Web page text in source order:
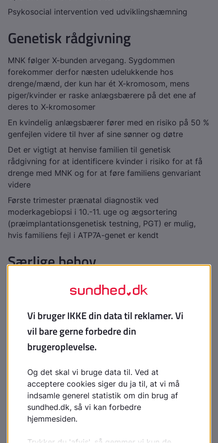
Psykosocial intervention ved udviklingshæmning
Genetisk rådgivning
MNK følger X-bunden arvegang. Sygdommen
forekommer derfor næsten udelukkende hos
drenge/mænd, der kun har ét X-kromosom, mens
piger/kvinder er raske anlægsbærere på det ene af
deres to X-kromosomer
En kvindelig anlægsbærer fører med en risiko på 50 %
genfejlen videre til hver af sine sønner og døtre
Det er vigtigt at henvise familien til genetisk
rådgivning for at identificere kvinder i risiko for at få
drenge med MNK og for at føre familiens genvariant
videre
Første trimester prænatal diagnostik ved
moderkagebiopsi i 10.-11. uge og ægsortering
(præimplantationsgenetisk testning, PGT) er mulig,
hvis familiens fejl i ATP7A-genet er kendt
Særlige behov
Sociale ydelser
alvorligt sygt barn
Indsatser efter behov til barn, familie og netværk for
at støtte barnets sociale deltagelse og udvikling
Ressourcer
- Den nationale videns- og
specialrådgivningsorganisation på det sociale område